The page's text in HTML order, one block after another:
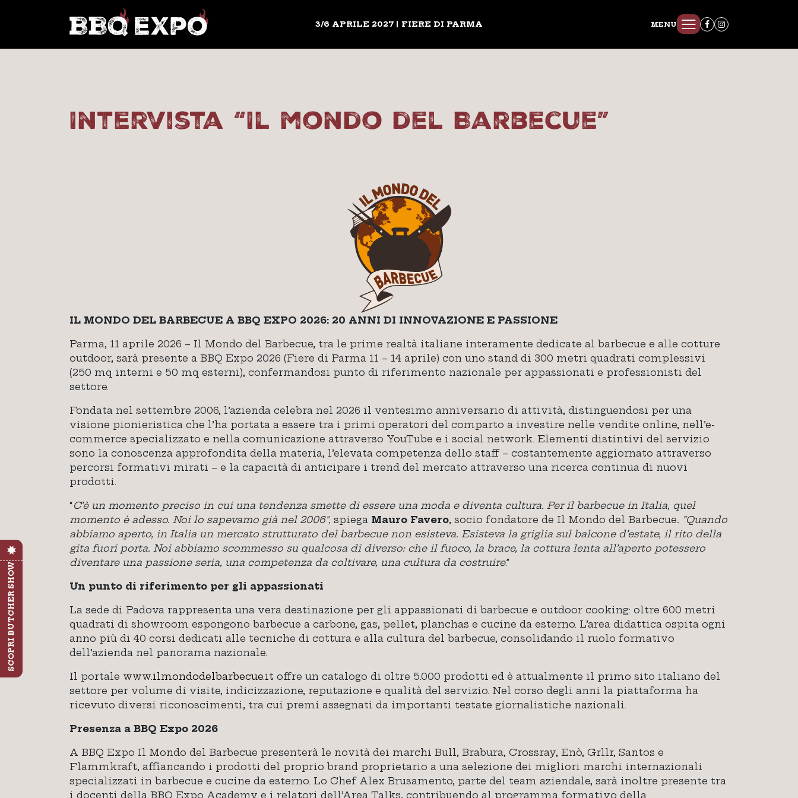
3/6 APRILE 2027 | FIERE DI PARMA MENU
SCOPRI BUTCHER SHOW
Intervista “Il mondo del Barbecue”
IL MONDO DEL BARBECUE A BBQ EXPO 2026: 20 ANNI DI INNOVAZIONE E PASSIONE
Parma, 11 aprile 2026 – Il Mondo del Barbecue, tra le prime realtà italiane interamente dedicate al barbecue e alle cotture
outdoor, sarà presente a BBQ Expo 2026 (Fiere di Parma 11 – 14 aprile) con uno stand di 300 metri quadrati complessivi
(250 mq interni e 50 mq esterni), confermandosi punto di riferimento nazionale per appassionati e professionisti del
settore.
Fondata nel settembre 2006, l’azienda celebra nel 2026 il ventesimo anniversario di attività, distinguendosi per una
visione pionieristica che l’ha portata a essere tra i primi operatori del comparto a investire nelle vendite online, nell’e-
commerce specializzato e nella comunicazione attraverso YouTube e i social network. Elementi distintivi del servizio
sono la conoscenza approfondita della materia, l’elevata competenza dello staff – costantemente aggiornato attraverso
percorsi formativi mirati – e la capacità di anticipare i trend del mercato attraverso una ricerca continua di nuovi
prodotti.
“C’è un momento preciso in cui una tendenza smette di essere una moda e diventa cultura. Per il barbecue in Italia, quel
momento è adesso. Noi lo sapevamo già nel 2006″, spiega Mauro Favero, socio fondatore de Il Mondo del Barbecue. “Quando
abbiamo aperto, in Italia un mercato strutturato del barbecue non esisteva. Esisteva la griglia sul balcone d’estate, il rito della
gita fuori porta. Noi abbiamo scommesso su qualcosa di diverso: che il fuoco, la brace, la cottura lenta all’aperto potessero
diventare una passione seria, una competenza da coltivare, una cultura da costruire.”
Un punto di riferimento per gli appassionati
La sede di Padova rappresenta una vera destinazione per gli appassionati di barbecue e outdoor cooking: oltre 600 metri
quadrati di showroom espongono barbecue a carbone, gas, pellet, planchas e cucine da esterno. L’area didattica ospita ogni
anno più di 40 corsi dedicati alle tecniche di cottura e alla cultura del barbecue, consolidando il ruolo formativo
dell’azienda nel panorama nazionale.
Il portale www.ilmondodelbarbecue.it offre un catalogo di oltre 5.000 prodotti ed è attualmente il primo sito italiano del
settore per volume di visite, indicizzazione, reputazione e qualità del servizio. Nel corso degli anni la piattaforma ha
ricevuto diversi riconoscimenti, tra cui premi assegnati da importanti testate giornalistiche nazionali.
Presenza a BBQ Expo 2026
A BBQ Expo Il Mondo del Barbecue presenterà le novità dei marchi Bull, Brabura, Crossray, Enò, Grllr, Santos e
Flammkraft, affiancando i prodotti del proprio brand proprietario a una selezione dei migliori marchi internazionali
specializzati in barbecue e cucine da esterno. Lo Chef Alex Brusamento, parte del team aziendale, sarà inoltre presente tra
i docenti della BBQ Expo Academy e i relatori dell’Area Talks, contribuendo al programma formativo della